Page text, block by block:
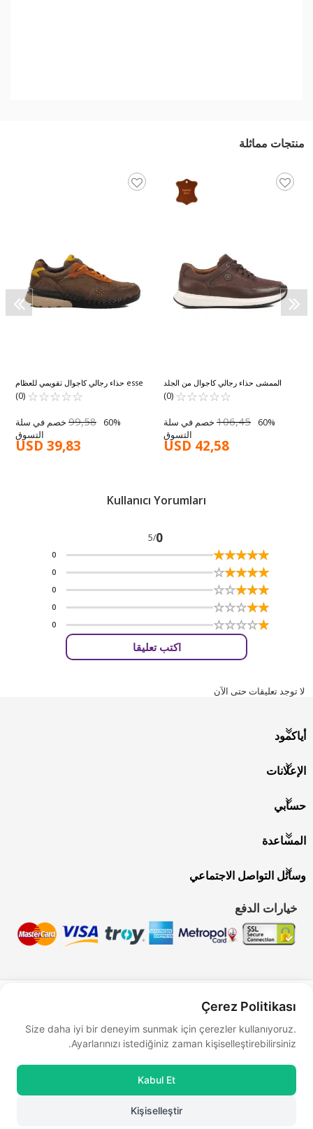
منتجات مماثلة
الممشى حذاء رجالي كاجوال من الجلد
الطبيعي بني اللون من بيكا M
☆
☆
☆
☆
☆ ★
★
★
★
★
(0)
106,45 60% خصم في سلة
التسوق
USD 42,58
esse حذاء رجالي كاجوال تقويمي للعظام
بلون أنثراسايت 6220 M
☆
☆
☆
☆
☆ ★
★
★
★
★
(0)
99,58 60% خصم في سلة
التسوق
USD 39,83
Kullanıcı Yorumları
0
/5
☆
☆
☆
☆
☆ ★
★
★
★
★
0
☆
☆
☆
☆
☆ ★
★
★
★
★
0
☆
☆
☆
☆
☆ ★
★
★
★
★
0
☆
☆
☆
☆
☆ ★
★
★
★
★
0
☆
☆
☆
☆
☆ ★
★
★
★
★
0
اكتب تعليقا
لا توجد تعليقات حتى الآن
أياكمود
الإعلانات
حسابي
المساعدة
وسائل التواصل الاجتماعي
خيارات الدفع
Çerez Politikası
Size daha iyi bir deneyim sunmak için çerezler kullanıyoruz.
Ayarlarınızı istediğiniz zaman kişiselleştirebilirsiniz.
Kabul Et
Kişiselleştir